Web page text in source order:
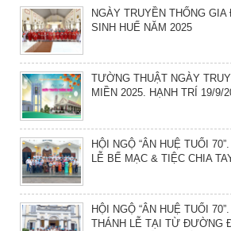
NGÀY TRUYỀN THỐNG
SINH HUẾ NĂM 2025
TƯỜNG THUẬT NGÀY
MIỀN 2025. HẠNH TRÍ 19/9/
HỘI NGỘ “ÂN HUỆ TUỔI
LỄ BẾ MẠC & TIỆC CHIA
HỘI NGỘ “ÂN HUỆ TUỔI
THÁNH LỄ TẠI TỪ ĐƯỜNG